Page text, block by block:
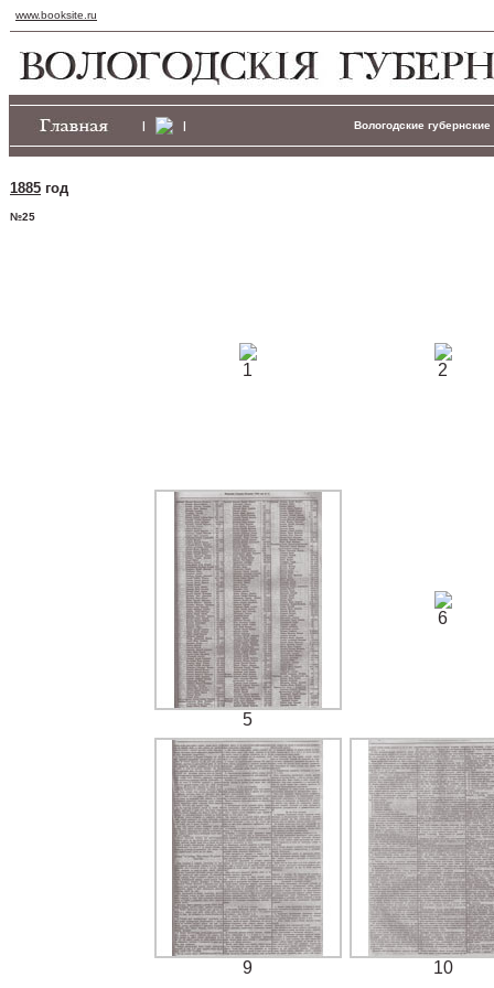
www.booksite.ru
| | Вологодские
1885 год
№25
1 2
5
6
9 10